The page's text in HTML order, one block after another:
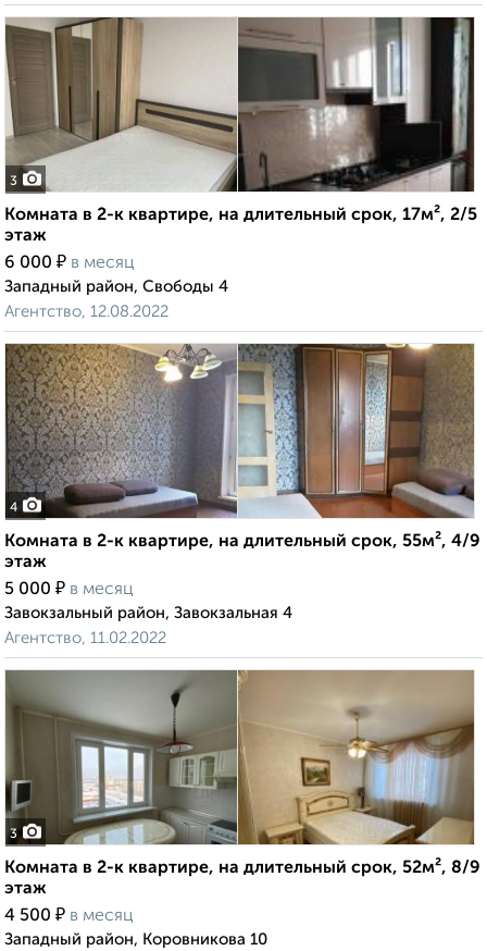
3
Комната в 2-к квартире, на длительный срок, 17м², 2/5
этаж
6 000 ₽ в месяц
Западный район, Свободы 4
Агентство, 12.08.2022
4
Комната в 2-к квартире, на длительный срок, 55м², 4/9
этаж
5 000 ₽ в месяц
Завокзальный район, Завокзальная 4
Агентство, 11.02.2022
3
Комната в 2-к квартире, на длительный срок, 52м², 8/9
этаж
4 500 ₽ в месяц
Западный район, Коровникова 10